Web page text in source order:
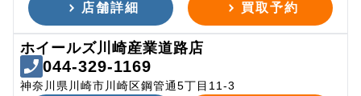
店舗詳細 買取予約
ホイールズ川崎産業道路店
044-329-1169
神奈川県川崎市川崎区鋼管通5丁目11-3